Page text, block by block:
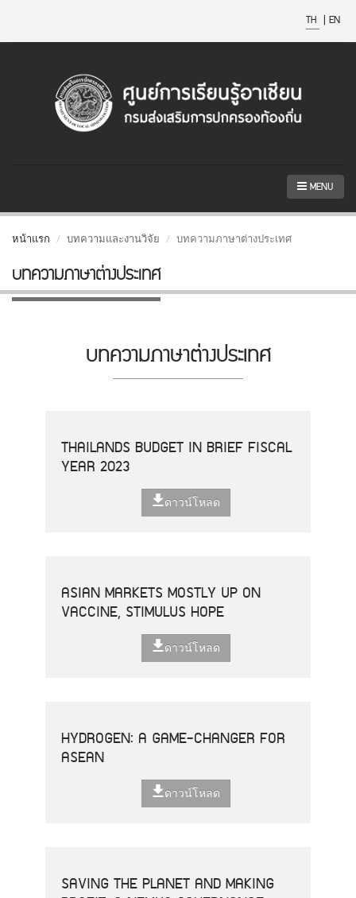
TH | EN
MENU
หน้าแรก บทความและงานวิจัย บทความภาษาต่างประเทศ
บทความภาษาต่างประเทศ
บทความภาษาต่างประเทศ
THAILANDS BUDGET IN BRIEF FISCAL
YEAR 2023
ดาวน์โหลด
ASIAN MARKETS MOSTLY UP ON
VACCINE, STIMULUS HOPE
ดาวน์โหลด
HYDROGEN: A GAME-CHANGER FOR
ASEAN
ดาวน์โหลด
SAVING THE PLANET AND MAKING